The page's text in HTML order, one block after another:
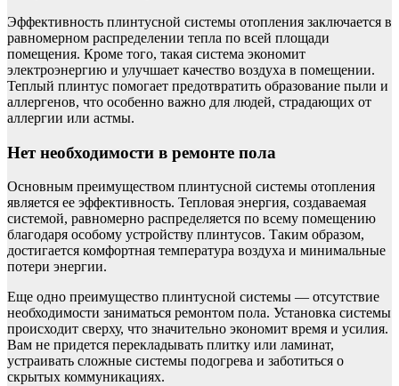
Эффективность плинтусной системы отопления заключается в
равномерном распределении тепла по всей площади
помещения. Кроме того, такая система экономит
электроэнергию и улучшает качество воздуха в помещении.
Теплый плинтус помогает предотвратить образование пыли и
аллергенов, что особенно важно для людей, страдающих от
аллергии или астмы.
Нет необходимости в ремонте пола
Основным преимуществом плинтусной системы отопления
является ее эффективность. Тепловая энергия, создаваемая
системой, равномерно распределяется по всему помещению
благодаря особому устройству плинтусов. Таким образом,
достигается комфортная температура воздуха и минимальные
потери энергии.
Еще одно преимущество плинтусной системы — отсутствие
необходимости заниматься ремонтом пола. Установка системы
происходит сверху, что значительно экономит время и усилия.
Вам не придется перекладывать плитку или ламинат,
устраивать сложные системы подогрева и заботиться о
скрытых коммуникациях.